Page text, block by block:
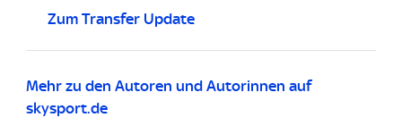
Zum Transfer Update
Mehr zu den Autoren und Autorinnen auf
skysport.de